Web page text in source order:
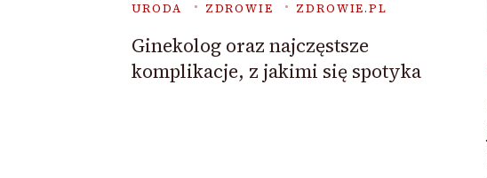
URODA ZDROWIE ZDROWIE.PL
Ginekolog oraz najczęstsze
komplikacje, z jakimi się spotyka